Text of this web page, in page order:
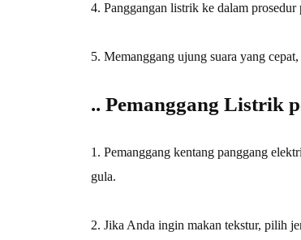
4. Panggangan listrik ke dalam prosedur
5. Memanggang ujung suara yang
.. Pemanggang Listrik
1. Pemanggang kentang panggang
gula.
2. Jika Anda ingin makan tekstur, pilih